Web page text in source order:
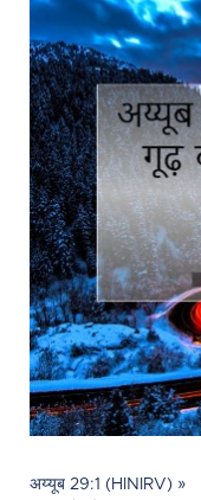
अय्यूब 29:1 (HINIRV) »